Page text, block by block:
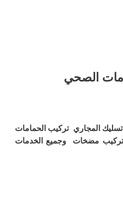
الصحي
المجاري تركيب الحمامات
مضخات وجميع الخدمات